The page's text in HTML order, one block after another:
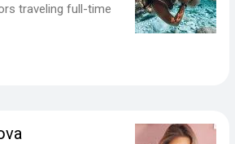
traveling full-time